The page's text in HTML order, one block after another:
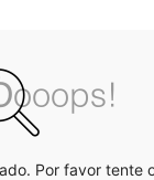
Por favor tente